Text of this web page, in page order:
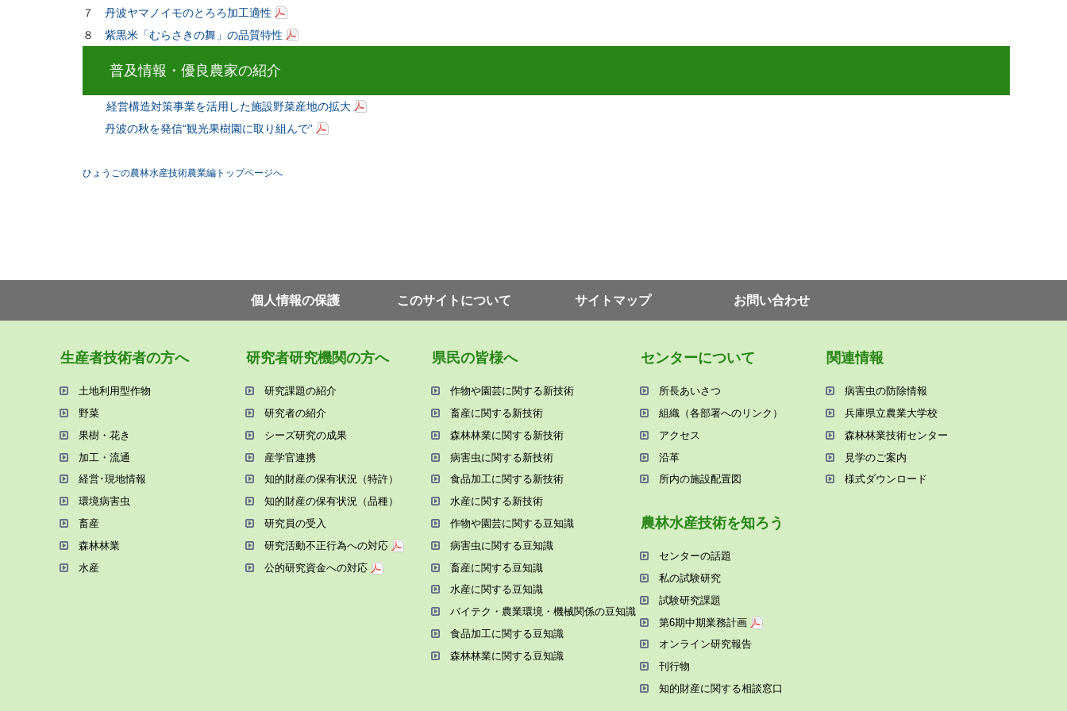
７ 丹波ヤマノイモのとろろ加工適性
８ 紫黒米「むらさきの舞」の品質特性
普及情報・優良農家の紹介
経営構造対策事業を活用した施設野菜産地の拡大
丹波の秋を発信“観光果樹園に取り組んで”
ひょうごの農林水産技術農業編トップページへ
個⼈情報の保護 このサイトについて サイトマップ お問い合わせ
⽣産者技術者の⽅へ
⼟地利⽤型作物
野菜
果樹・花き
加⼯・流通
経営･現地情報
環境病害⾍
畜産
森林林業
⽔産
研究者研究機関の⽅へ
研究課題の紹介
研究者の紹介
シーズ研究の成果
産学官連携
知的財産の保有状況（特許）
知的財産の保有状況（品種）
研究員の受⼊
研究活動不正⾏為への対応
公的研究資金への対応
県⺠の皆様へ
作物や園芸に関する新技術
畜産に関する新技術
森林林業に関する新技術
病害⾍に関する新技術
⾷品加⼯に関する新技術
⽔産に関する新技術
作物や園芸に関する⾖知識
病害⾍に関する⾖知識
畜産に関する⾖知識
⽔産に関する⾖知識
バイテク・農業環境・機械関係の⾖知識
⾷品加⼯に関する⾖知識
森林林業に関する⾖知識
センターについて
所⻑あいさつ
組織（各部署へのリンク）
アクセス
沿⾰
所内の施設配置図
農林⽔産技術を知ろう
センターの話題
私の試験研究
試験研究課題
第6期中期業務計画
オンライン研究報告
刊⾏物
知的財産に関する相談窓⼝
関連情報
病害⾍の防除情報
兵庫県⽴農業⼤学校
森林林業技術センター
⾒学のご案内
様式ダウンロード